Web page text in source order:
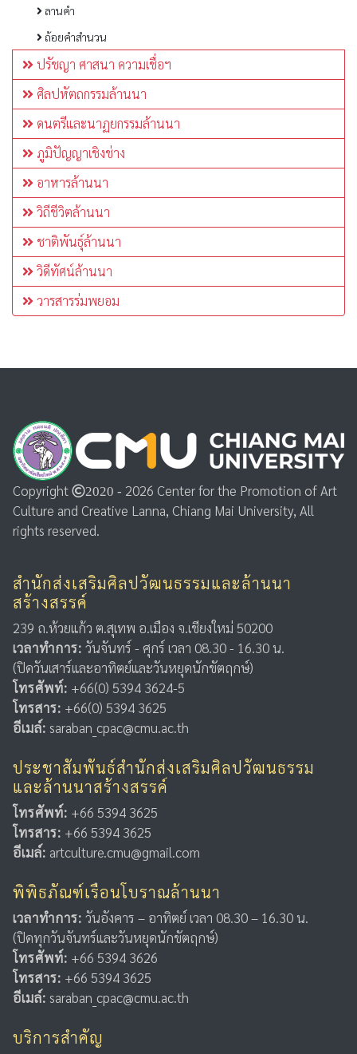
ลานคำ
ถ้อยคำสำนวน
ปรัชญา ศาสนา ความเชื่อฯ
ศิลปหัตถกรรมล้านนา
ดนตรีและนาฏยกรรมล้านนา
ภูมิปัญญาเชิงช่าง
อาหารล้านนา
วิถีชีวิตล้านนา
ชาติพันธุ์ล้านนา
วิดีทัศน์ล้านนา
วารสารร่มพยอม
Copyright 2020 - 2026 Center for the Promotion of Art
Culture and Creative Lanna, Chiang Mai University, All
rights reserved.
สำนักส่งเสริมศิลปวัฒนธรรมและล้านนา
สร้างสรรค์
239 ถ.ห้วยแก้ว ต.สุเทพ อ.เมือง จ.เชียงใหม่ 50200
เวลาทำการ: วันจันทร์ - ศุกร์ เวลา 08.30 - 16.30 น.
(ปิดวันเสาร์และอาทิตย์และวันหยุดนักขัตฤกษ์)
โทรศัพท์: +66(0) 5394 3624-5
โทรสาร: +66(0) 5394 3625
อีเมล์: saraban_cpac@cmu.ac.th
ประชาสัมพันธ์สำนักส่งเสริมศิลปวัฒนธรรม
และล้านนาสร้างสรรค์
โทรศัพท์: +66 5394 3625
โทรสาร: +66 5394 3625
อีเมล์: artculture.cmu@gmail.com
พิพิธภัณฑ์เรือนโบราณล้านนา
เวลาทำการ: วันอังคาร – อาทิตย์ เวลา 08.30 – 16.30 น.
(ปิดทุกวันจันทร์และวันหยุดนักขัตฤกษ์)
โทรศัพท์: +66 5394 3626
โทรสาร: +66 5394 3625
อีเมล์: saraban_cpac@cmu.ac.th
บริการสำคัญ